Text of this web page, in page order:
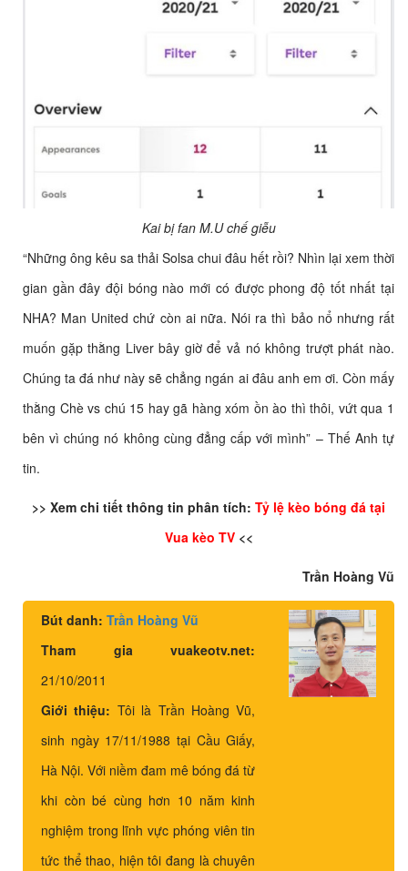
Kai bị fan M.U chế giễu
“Những ông kêu sa thải Solsa chui đâu hết rồi? Nhìn lại xem thời
gian gần đây đội bóng nào mới có được phong độ tốt nhất tại
NHA? Man United chứ còn ai nữa. Nói ra thì bảo nổ nhưng rất
muốn gặp thằng Liver bây giờ để vả nó không trượt phát nào.
Chúng ta đá như này sẽ chẳng ngán ai đâu anh em ơi. Còn mấy
thằng Chè vs chú 15 hay gã hàng xóm ồn ào thì thôi, vứt qua 1
bên vì chúng nó không cùng đẳng cấp với mình” – Thế Anh tự
tin.
>> Xem chi tiết thông tin phân tích: Tỷ lệ kèo bóng đá tại
Vua kèo TV<<
Trần Hoàng Vũ
Bút danh: Trần Hoàng Vũ
Tham gia vuakeotv.net:
21/10/2011
Giới thiệu: Tôi là Trần Hoàng Vũ,
sinh ngày 17/11/1988 tại Cầu Giấy,
Hà Nội. Với niềm đam mê bóng đá từ
khi còn bé cùng hơn 10 năm kinh
nghiệm trong lĩnh vực phóng viên tin
tức thể thao, hiện tôi đang là chuyên